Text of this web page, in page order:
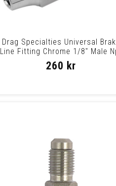
Drag Specialties Universal
Line Fitting Chrome 1/8" Male
Str
260 kr